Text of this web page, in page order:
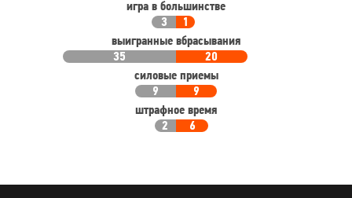
игра в большинстве
3
1
выигранные вбрасывания
35
20
силовые приемы
9
9
штрафное время
2
6